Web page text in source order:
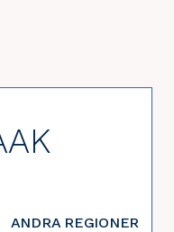
ANDRA REGIONER